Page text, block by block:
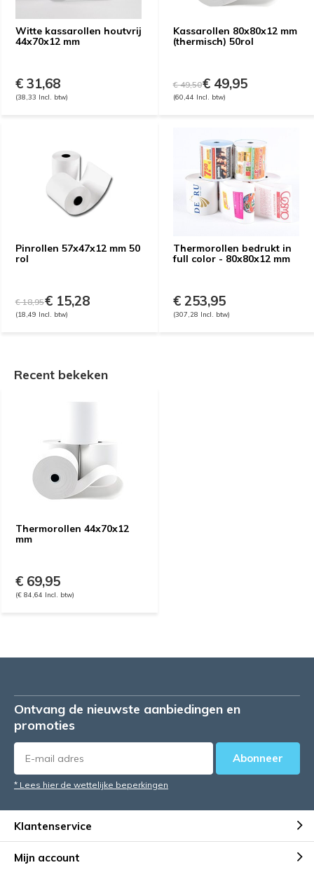
Witte kassarollen houtvrij
44x70x12 mm
€ 31,68
(38,33 Incl. btw)
Kassarollen 80x80x12 mm
(thermisch) 50rol
€ 49,50€ 49,95
(60,44 Incl. btw)
Pinrollen 57x47x12 mm 50
rol
€ 18,95€ 15,28
(18,49 Incl. btw)
Thermorollen bedrukt in
full color - 80x80x12 mm
€ 253,95
(307,28 Incl. btw)
Recent bekeken
Thermorollen 44x70x12
mm
€ 69,95
(€ 84,64 Incl. btw)
Ontvang de nieuwste aanbiedingen en
promoties
Abonneer
* Lees hier de wettelijke beperkingen
Klantenservice
Mijn account